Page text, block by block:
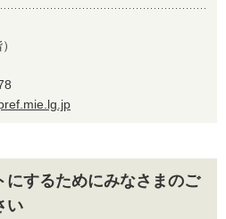
にするためにみなさまのご
い